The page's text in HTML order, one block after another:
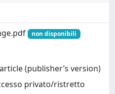
non disponibili
(publisher’s version)
privato/ristretto